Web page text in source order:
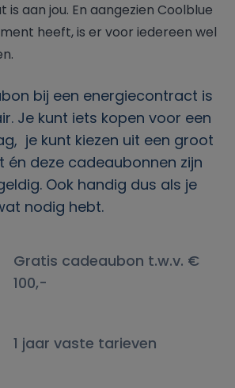
is aan jou. En aangezien Coolblue
heeft, is er voor iedereen wel
bij een energiecontract is
Je kunt iets kopen voor een
je kunt kiezen uit een groot
én deze cadeaubonnen zijn
Ook handig dus als je
nodig hebt.
Gratis cadeaubon t.w.v. €
100,-
1 jaar vaste tarieven